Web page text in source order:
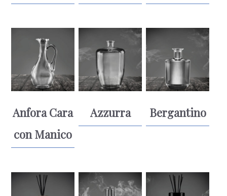
Anfora Cara
con Manico
Azzurra Bergantino